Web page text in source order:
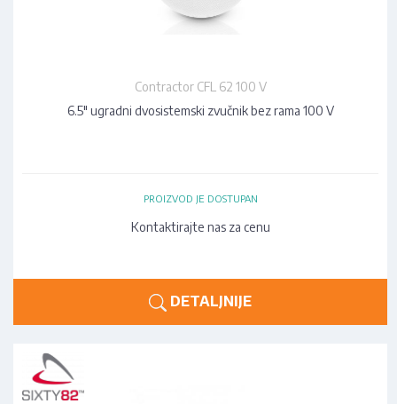
Contractor CFL 62 100 V
6.5" ugradni dvosistemski zvučnik bez rama 100 V
PROIZVOD JE DOSTUPAN
Kontaktirajte nas za cenu
DETALJNIJE